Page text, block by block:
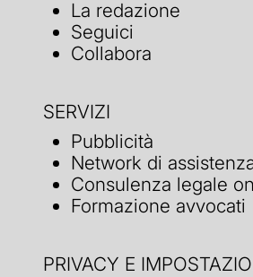
La redazione
Seguici
Collabora
SERVIZI
Pubblicità
Network di
Consulenza legale
Formazione avvocati
PRIVACY E